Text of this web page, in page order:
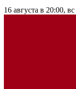
16 августа в 20:00, вс